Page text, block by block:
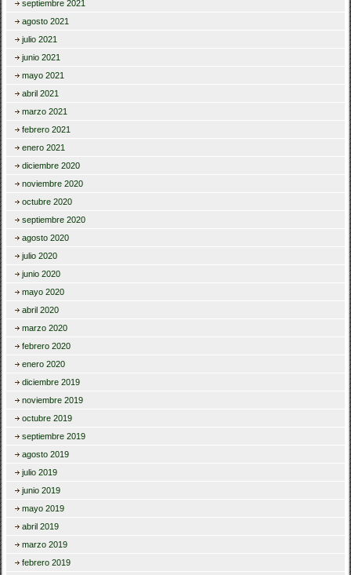
septiembre 2021
agosto 2021
julio 2021
junio 2021
mayo 2021
abril 2021
marzo 2021
febrero 2021
enero 2021
diciembre 2020
noviembre 2020
octubre 2020
septiembre 2020
agosto 2020
julio 2020
junio 2020
mayo 2020
abril 2020
marzo 2020
febrero 2020
enero 2020
diciembre 2019
noviembre 2019
octubre 2019
septiembre 2019
agosto 2019
julio 2019
junio 2019
mayo 2019
abril 2019
marzo 2019
febrero 2019